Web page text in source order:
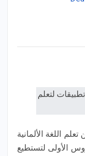
اللغة الألمانية
الأولى لتستطيع